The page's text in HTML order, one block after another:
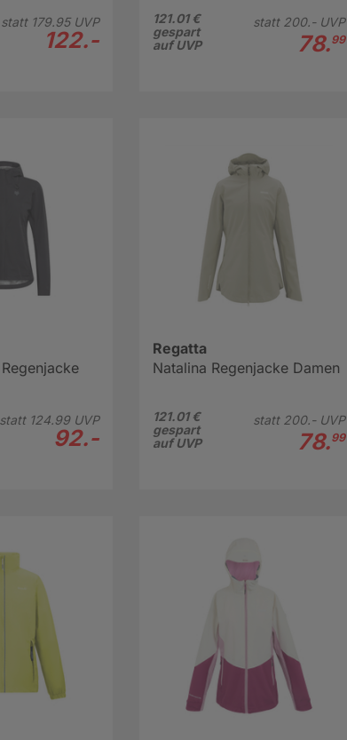
statt 179.95UVP
122.-
121.01 €
gespart
auf UVP
statt 200.-UVP
78.99
statt 124.99UVP
92.-
Regatta
Natalina Regenjacke Damen
121.01 €
gespart
auf UVP
statt 200.-UVP
78.99